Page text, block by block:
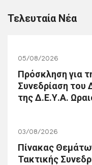
Τελευταία Νέα
05/08/2026
Πρόσκληση για
Συνεδρίαση του
της Δ.Ε.Υ.Α.
03/08/2026
Πίνακας
Τακτικής